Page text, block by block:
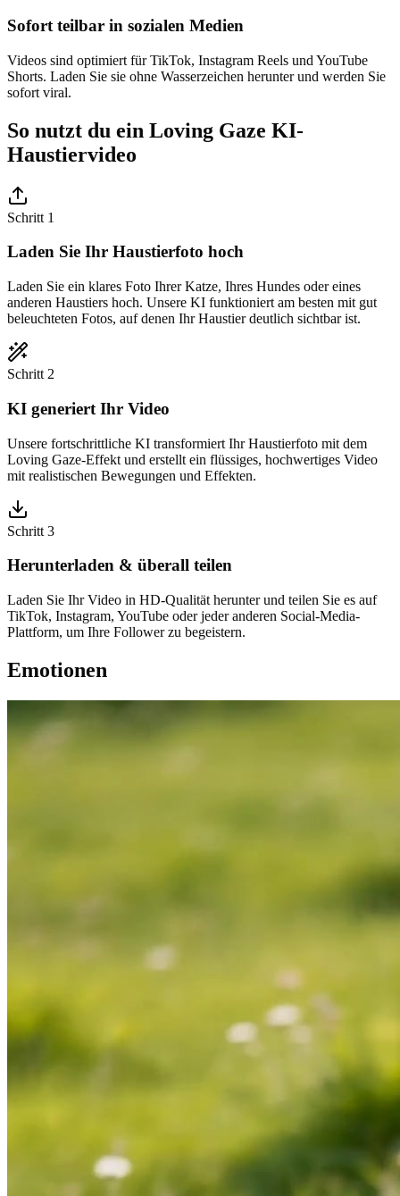
Sofort teilbar in sozialen Medien
Videos sind optimiert für TikTok, Instagram Reels und YouTube
Shorts. Laden Sie sie ohne Wasserzeichen herunter und werden Sie
sofort viral.
So nutzt du ein Loving Gaze KI-
Haustiervideo
Schritt 1
Laden Sie Ihr Haustierfoto hoch
Laden Sie ein klares Foto Ihrer Katze, Ihres Hundes oder eines
anderen Haustiers hoch. Unsere KI funktioniert am besten mit gut
beleuchteten Fotos, auf denen Ihr Haustier deutlich sichtbar ist.
Schritt 2
KI generiert Ihr Video
Unsere fortschrittliche KI transformiert Ihr Haustierfoto mit dem
Loving Gaze-Effekt und erstellt ein flüssiges, hochwertiges Video
mit realistischen Bewegungen und Effekten.
Schritt 3
Herunterladen & überall teilen
Laden Sie Ihr Video in HD-Qualität herunter und teilen Sie es auf
TikTok, Instagram, YouTube oder jeder anderen Social-Media-
Plattform, um Ihre Follower zu begeistern.
Emotionen